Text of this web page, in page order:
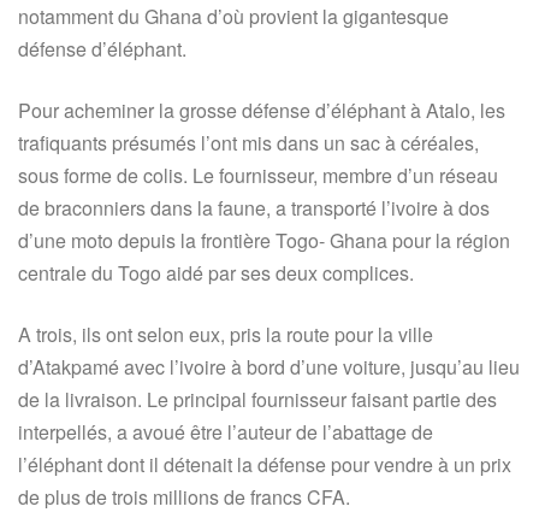
notamment du Ghana d’où provient la gigantesque
défense d’éléphant.
Pour acheminer la grosse défense d’éléphant à Atalo, les
trafiquants présumés l’ont mis dans un sac à céréales,
sous forme de colis. Le fournisseur, membre d’un réseau
de braconniers dans la faune, a transporté l’ivoire à dos
d’une moto depuis la frontière Togo- Ghana pour la région
centrale du Togo aidé par ses deux complices.
A trois, ils ont selon eux, pris la route pour la ville
d’Atakpamé avec l’ivoire à bord d’une voiture, jusqu’au lieu
de la livraison. Le principal fournisseur faisant partie des
interpellés, a avoué être l’auteur de l’abattage de
l’éléphant dont il détenait la défense pour vendre à un prix
de plus de trois millions de francs CFA.